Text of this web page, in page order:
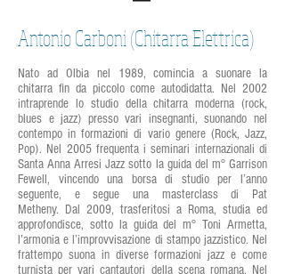
Antonio Carboni (Chitarra Elettrica)
Nato ad Olbia nel 1989, comincia a suonare la
chitarra fin da piccolo come autodidatta. Nel 2002
intraprende lo studio della chitarra moderna (rock,
blues e jazz) presso vari insegnanti, suonando nel
contempo in formazioni di vario genere (Rock, Jazz,
Pop). Nel 2005 frequenta i seminari internazionali di
Santa Anna Arresi Jazz sotto la guida del m° Garrison
Fewell, vincendo una borsa di studio per l’anno
seguente, e segue una masterclass di Pat
Metheny. Dal 2009, trasferitosi a Roma, studia ed
approfondisce, sotto la guida del m° Toni Armetta,
l’armonia e l’improvvisazione di stampo jazzistico. Nel
frattempo suona in diverse formazioni jazz e come
turnista per vari cantautori della scena romana. Nel